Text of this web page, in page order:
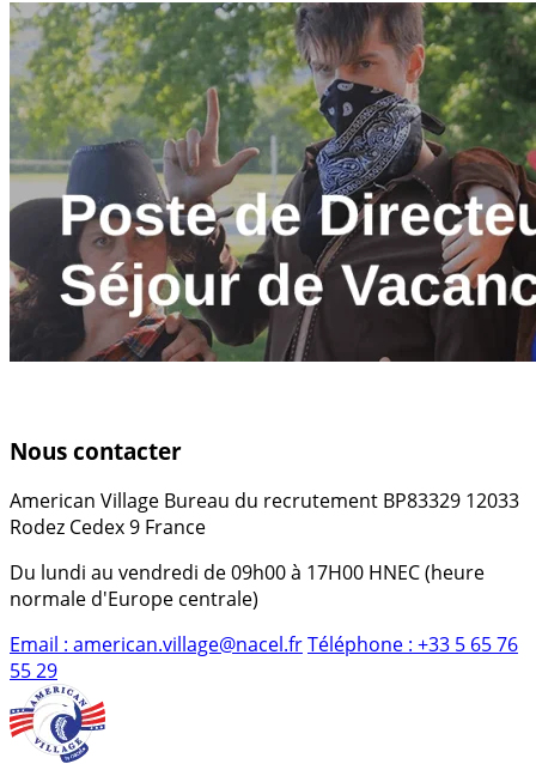
Nous contacter
American Village Bureau du recrutement BP83329 12033
Rodez Cedex 9 France
Du lundi au vendredi de 09h00 à 17H00 HNEC (heure
normale d'Europe centrale)
Email : american.village@nacel.frTéléphone : +33 5 65 76
55 29